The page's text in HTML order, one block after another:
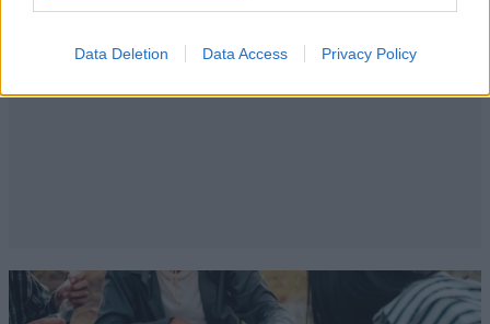
Data Deletion Data Access Privacy Policy